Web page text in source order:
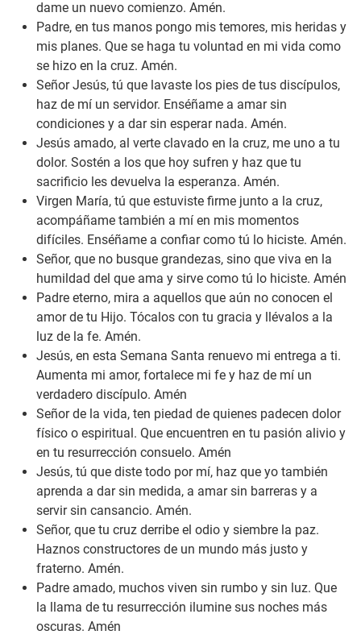
dame un nuevo comienzo. Amén.
Padre, en tus manos pongo mis temores, mis heridas y
mis planes. Que se haga tu voluntad en mi vida como
se hizo en la cruz. Amén.
Señor Jesús, tú que lavaste los pies de tus discípulos,
haz de mí un servidor. Enséñame a amar sin
condiciones y a dar sin esperar nada. Amén.
Jesús amado, al verte clavado en la cruz, me uno a tu
dolor. Sostén a los que hoy sufren y haz que tu
sacrificio les devuelva la esperanza. Amén.
Virgen María, tú que estuviste firme junto a la cruz,
acompáñame también a mí en mis momentos
difíciles. Enséñame a confiar como tú lo hiciste. Amén.
Señor, que no busque grandezas, sino que viva en la
humildad del que ama y sirve como tú lo hiciste. Amén
Padre eterno, mira a aquellos que aún no conocen el
amor de tu Hijo. Tócalos con tu gracia y llévalos a la
luz de la fe. Amén.
Jesús, en esta Semana Santa renuevo mi entrega a ti.
Aumenta mi amor, fortalece mi fe y haz de mí un
verdadero discípulo. Amén
Señor de la vida, ten piedad de quienes padecen dolor
físico o espiritual. Que encuentren en tu pasión alivio y
en tu resurrección consuelo. Amén
Jesús, tú que diste todo por mí, haz que yo también
aprenda a dar sin medida, a amar sin barreras y a
servir sin cansancio. Amén.
Señor, que tu cruz derribe el odio y siembre la paz.
Haznos constructores de un mundo más justo y
fraterno. Amén.
Padre amado, muchos viven sin rumbo y sin luz. Que
la llama de tu resurrección ilumine sus noches más
oscuras. Amén